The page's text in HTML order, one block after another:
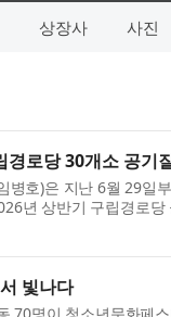
상장사 사진
로당 30개소 공기
병호)은 지난 6월 29일
년 상반기 구립경로당
내 공기질 관리의 중
빛나다